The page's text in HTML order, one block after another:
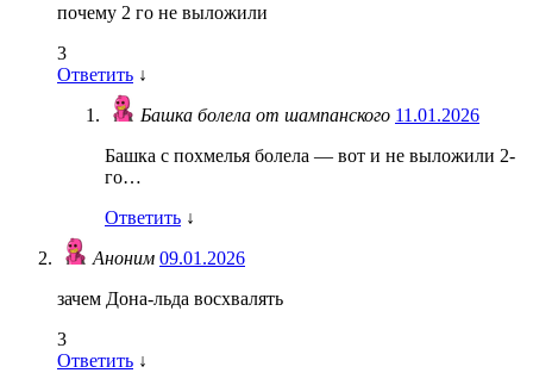
почему 2 го не выложили
3
Ответить ↓
Башка болела от шампанского 11.01.2026
Башка с похмелья болела — вот и не выложили 2-
го…
Ответить ↓
Аноним 09.01.2026
зачем Дона-льда восхвалять
3
Ответить ↓